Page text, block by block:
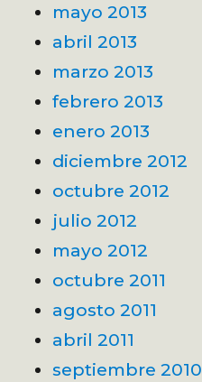
mayo 2013
abril 2013
marzo 2013
febrero 2013
enero 2013
diciembre 2012
octubre 2012
julio 2012
mayo 2012
octubre 2011
agosto 2011
abril 2011
septiembre 2010